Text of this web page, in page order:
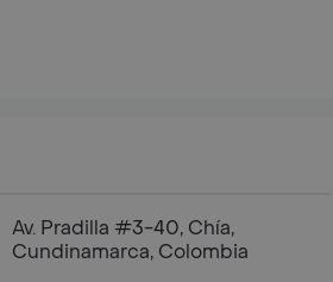
Av. Pradilla #3-40, Chía,
Cundinamarca, Colombia